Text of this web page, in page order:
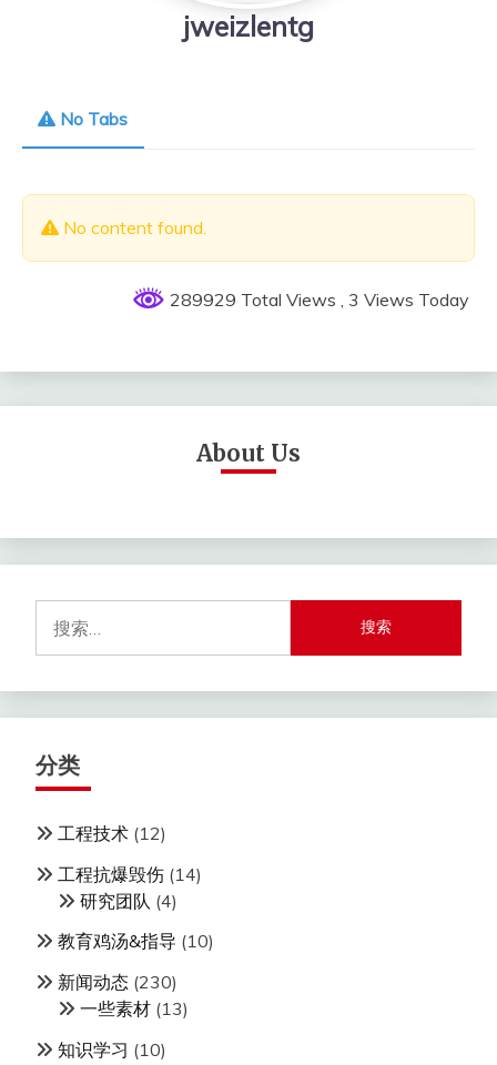
jweizlentg
No Tabs
No content found.
289929 Total Views , 3 Views Today
About Us
索：
分类
工程技术 (12)
工程抗爆毁伤 (14)
研究团队 (4)
教育鸡汤&指导 (10)
新闻动态 (230)
一些素材 (13)
知识学习 (10)